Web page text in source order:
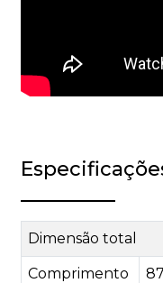
Dimensão total
Comprimento